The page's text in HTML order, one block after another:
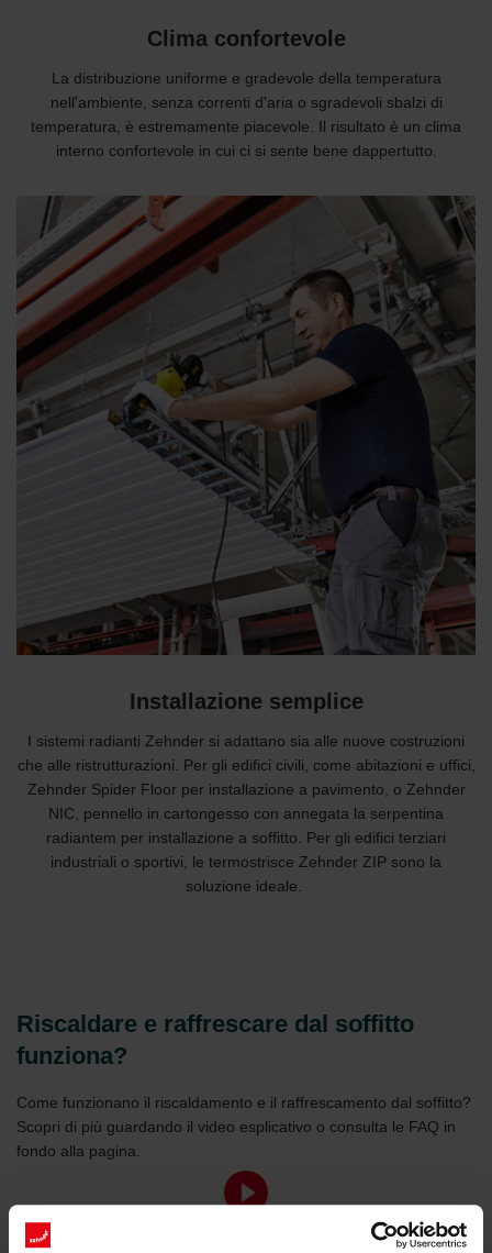
Clima confortevole
La distribuzione uniforme e gradevole della temperatura
nell'ambiente, senza correnti d'aria o sgradevoli sbalzi di
temperatura, è estremamente piacevole. Il risultato è un clima
interno confortevole in cui ci si sente bene dappertutto.
Installazione semplice
I sistemi radianti Zehnder si adattano sia alle nuove costruzioni
che alle ristrutturazioni. Per gli edifici civili, come abitazioni e uffici,
Zehnder Spider Floor per installazione a pavimento, o Zehnder
NIC, pennello in cartongesso con annegata la serpentina
radiantem per installazione a soffitto. Per gli edifici terziari
industriali o sportivi, le termostrisce Zehnder ZIP sono la
soluzione ideale.
Riscaldare e raffrescare dal soffitto
funziona?
Come funzionano il riscaldamento e il raffrescamento dal soffitto?
Scopri di più guardando il video esplicativo o consulta le FAQ in
fondo alla pagina.